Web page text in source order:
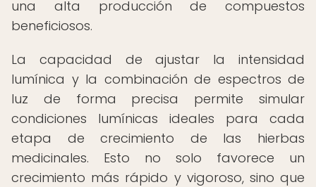
una alta producción de compuestos
beneficiosos.
La capacidad de ajustar la intensidad
lumínica y la combinación de espectros de
luz de forma precisa permite simular
condiciones lumínicas ideales para cada
etapa de crecimiento de las hierbas
medicinales. Esto no solo favorece un
crecimiento más rápido y vigoroso, sino que